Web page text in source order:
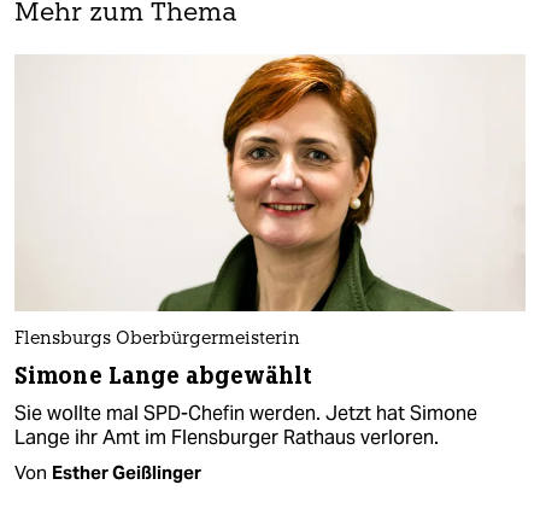
Mehr zum Thema
Flensburgs Oberbürgermeisterin
Simone Lange abgewählt
Sie wollte mal SPD-Chefin werden. Jetzt hat Simone
Lange ihr Amt im Flensburger Rathaus verloren.
Von Esther Geißlinger